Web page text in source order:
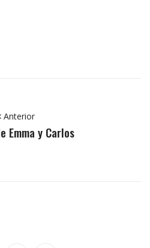
Anterior
Emma y Carlos